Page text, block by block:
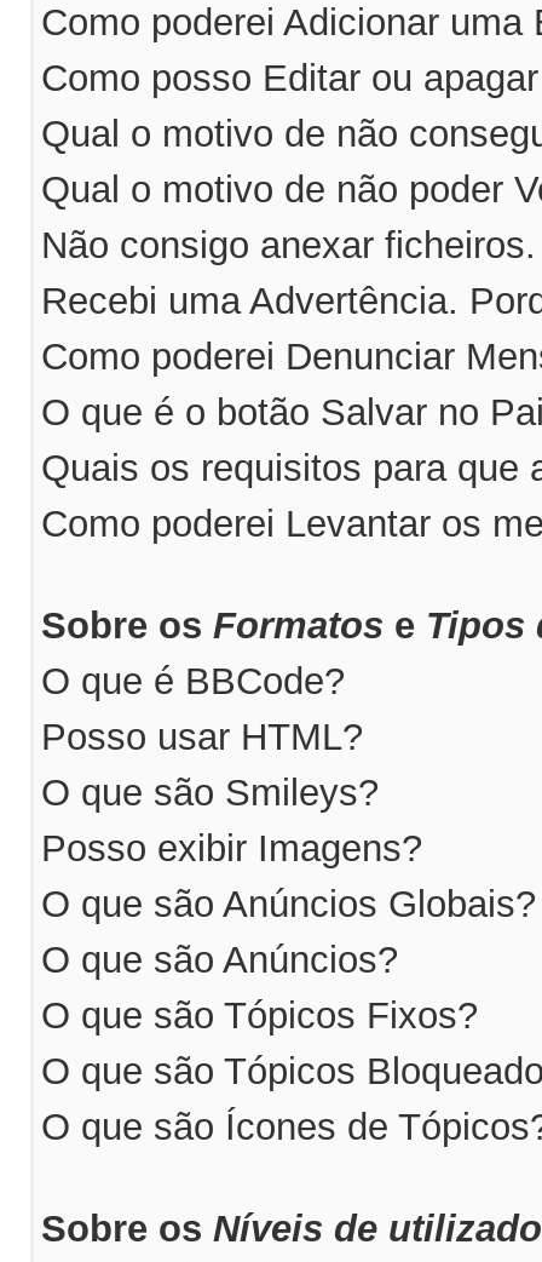
Como poderei Adicionar uma
Como posso Editar ou
Qual o motivo de não
Qual o motivo de não poder
Não consigo anexar
Recebi uma Advertência.
Como poderei Denunciar
O que é o botão Salvar no
Quais os requisitos para que
Como poderei Levantar os
Sobre os Formatos e Tipos
O que é BBCode?
Posso usar HTML?
O que são Smileys?
Posso exibir Imagens?
O que são Anúncios Globais?
O que são Anúncios?
O que são Tópicos Fixos?
O que são Tópicos
O que são Ícones de
Sobre os Níveis de